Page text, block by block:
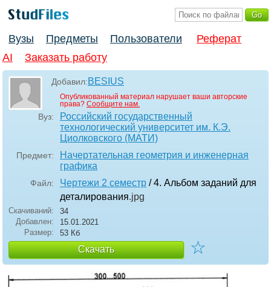
Вузы Предметы Пользователи
Реферат
AI
Заказать работу
Добавил:BESIUS
Опубликованный материал нарушает ваши авторские
права? Сообщите нам.
Вуз:
Российский государственный
технологический университет им. К.Э.
Циолковского (МАТИ)
Предмет:
Начертательная геометрия и инженерная
графика
Файл: Чертежи 2 семестр / 4. Альбом заданий для
деталирования.jpg
Скачиваний:
34
Добавлен:
15.01.2021
Размер:
53 Кб
Скачать ☆